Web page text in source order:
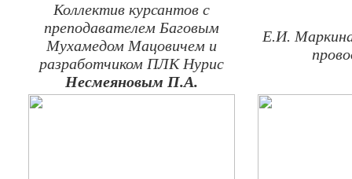
Коллектив курсантов с
преподавателем Баговым
Мухамедом Мацовичем и
разработчиком ПЛК Нурис
Несмеяновым П.А.
Е.И.